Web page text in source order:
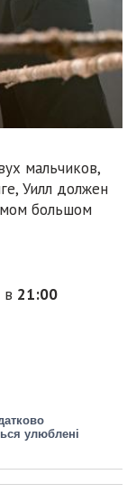
мальчиков,
Уилл должен
большом
в 21:00
улюблені